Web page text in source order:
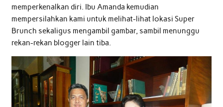
memperkenalkan diri. Ibu Amanda kemudian
mempersilahkan kami untuk melihat-lihat lokasi Super
Brunch sekaligus mengambil gambar, sambil menunggu
rekan-rekan blogger lain tiba.